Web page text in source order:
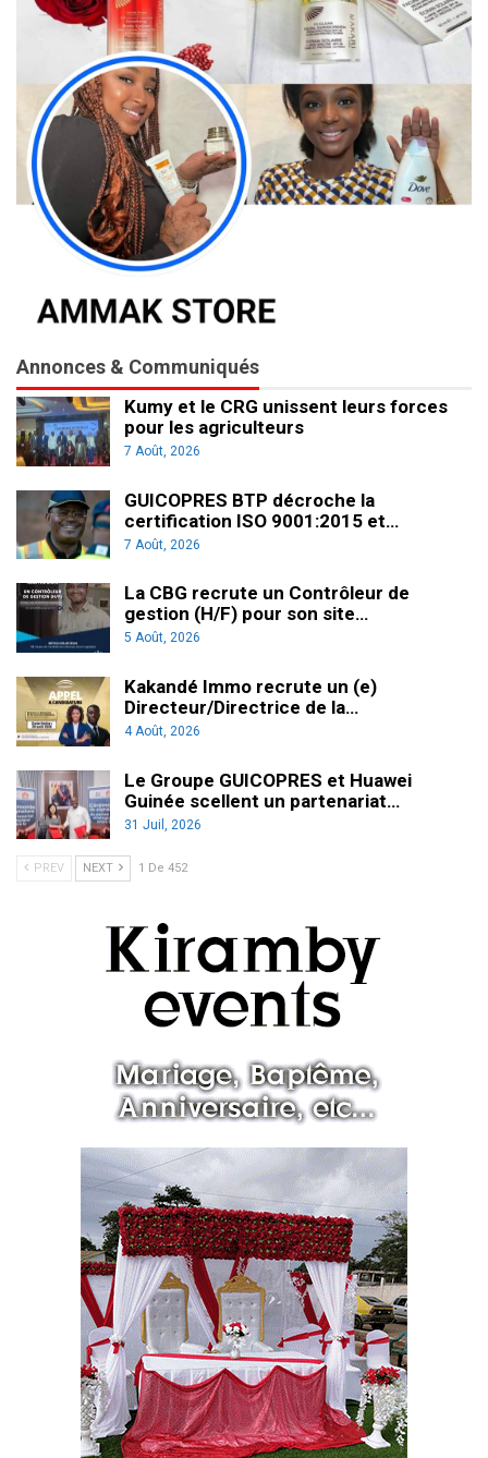
Annonces & Communiqués
Kumy et le CRG unissent leurs forces
pour les agriculteurs
7 Août, 2026
GUICOPRES BTP décroche la
certification ISO 9001:2015 et…
7 Août, 2026
La CBG recrute un Contrôleur de
gestion (H/F) pour son site…
5 Août, 2026
Kakandé Immo recrute un (e)
Directeur/Directrice de la…
4 Août, 2026
Le Groupe GUICOPRES et Huawei
Guinée scellent un partenariat…
31 Juil, 2026
PREV NEXT 1 De 452